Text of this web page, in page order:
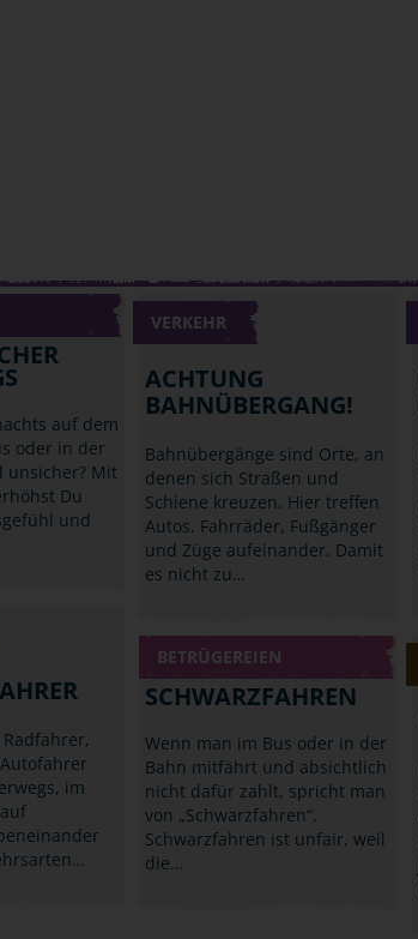
auf dem
oder in der
unsicher? Mit
Du
und
VERKEHR
ACHTUNG
BAHNÜBERGANG!
Bahnübergänge sind Orte, an
denen sich Straßen und
Schiene kreuzen. Hier treffen
Autos, Fahrräder, Fußgänger
und Züge aufeinander. Damit
es nicht zu…
im
BETRÜGEREIEN
SCHWARZFAHREN
Wenn man im Bus oder in der
Bahn mitfährt und absichtlich
nicht dafür zahlt, spricht man
von „Schwarzfahren“.
Schwarzfahren ist unfair, weil
die…